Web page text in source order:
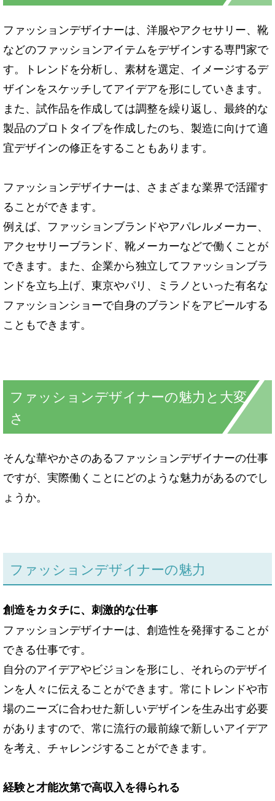
ファッションデザイナーは、洋服やアクセサリー、靴
などのファッションアイテムをデザインする専門家で
す。トレンドを分析し、素材を選定、イメージするデ
ザインをスケッチしてアイデアを形にしていきます。
また、試作品を作成しては調整を繰り返し、最終的な
製品のプロトタイプを作成したのち、製造に向けて適
宜デザインの修正をすることもあります。
ファッションデザイナーは、さまざまな業界で活躍す
ることができます。
例えば、ファッションブランドやアパレルメーカー、
アクセサリーブランド、靴メーカーなどで働くことが
できます。また、企業から独立してファッションブラ
ンドを立ち上げ、東京やパリ、ミラノといった有名な
ファッションショーで自身のブランドをアピールする
こともできます。
ファッションデザイナーの魅力と大変
さ
そんな華やかさのあるファッションデザイナーの仕事
ですが、実際働くことにどのような魅力があるのでし
ょうか。
ファッションデザイナーの魅力
創造をカタチに、刺激的な仕事
ファッションデザイナーは、創造性を発揮することが
できる仕事です。
自分のアイデアやビジョンを形にし、それらのデザイ
ンを人々に伝えることができます。常にトレンドや市
場のニーズに合わせた新しいデザインを生み出す必要
がありますので、常に流行の最前線で新しいアイデア
を考え、チャレンジすることができます。
経験と才能次第で高収入を得られる